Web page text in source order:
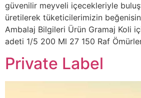
güvenilir meyveli içecekleriyle
üretilerek tüketicilerimizin
Ambalaj Bilgileri Ürün Gramaj Koli
adeti 1/5 200 Ml 27 150 Raf
Private Label